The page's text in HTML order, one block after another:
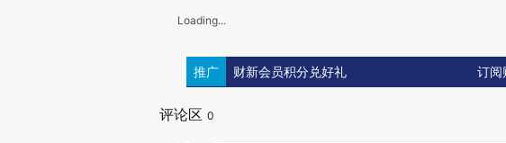
Loading...
推广 财新会员积分兑好礼 订阅
评论区 0